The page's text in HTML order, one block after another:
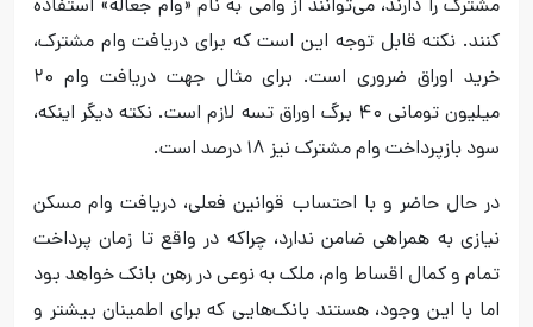
مشترک را دارند، می‌توانند از وامی به نام «وام جعاله» استفاده
کنند. نکته قابل توجه این است که برای دریافت وام مشترک،
خرید اوراق ضروری است. برای مثال جهت دریافت وام ۲۰
میلیون تومانی ۴۰ برگ اوراق تسه لازم است. نکته دیگر اینکه،
سود بازپرداخت وام مشترک نیز ۱۸ درصد است.
در حال حاضر و با احتساب قوانین فعلی، دریافت وام مسکن
نیازی به همراهی ضامن ندارد، چراکه در واقع تا زمان پرداخت
تمام و کمال اقساط وام، ملک به نوعی در رهن بانک خواهد بود
اما با این وجود، هستند بانک‌هایی که برای اطمینان بیشتر و